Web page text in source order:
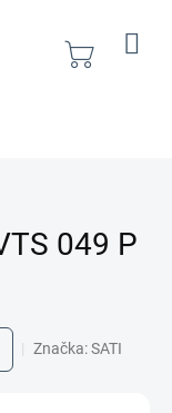
Nákupní
049 P
Značka:SATI